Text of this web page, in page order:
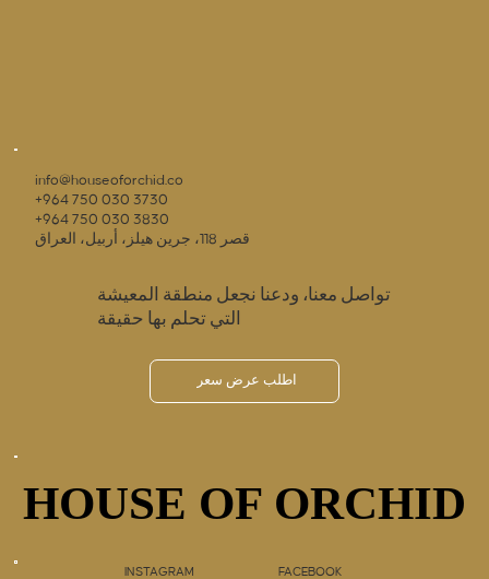
info@houseoforchid.co
+964 750 030 3730
+964 750 030 3830
قصر 118، جرين هيلز، أربيل، العراق
تواصل معنا، ودعنا نجعل منطقة المعيشة
التي تحلم بها حقيقة
اطلب عرض سعر
HOUSE OF ORCHID
HOUSE OF ORCHID
INSTAGRAM FACEBOOK